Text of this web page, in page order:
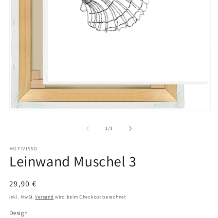
1/von
3
MOTIVISSO
Leinwand Muschel 3
Normaler
Preis
29,90 €
inkl. MwSt.Versand wird beim Checkout berechnet
Design